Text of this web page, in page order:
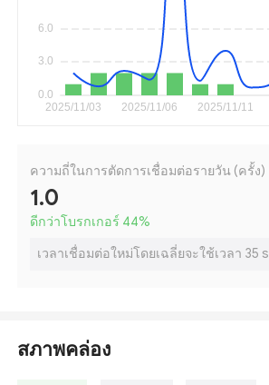
ความถี่ในการตัดการเชื่อมต่อรายวัน (ครั้ง)
1.0
ดีกว่าโบรกเกอร์ 44%
เวลาเชื่อมต่อใหม่โดยเฉลี่ยจะใช้เวลา 35 s
สภาพคล่อง